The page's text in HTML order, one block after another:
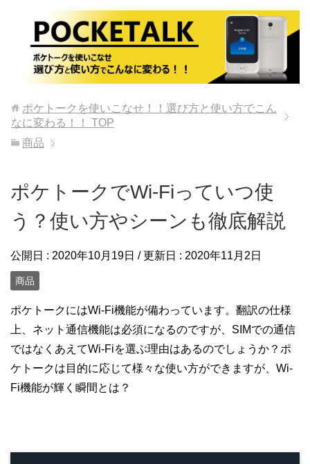
ポケトークを使いこなせ！！選び方と使い方でこん
なに変わる！！
TOP
商品
ポケトークでWi-Fiっていつ使
う？使い方やシーンも徹底解説
公開日 : 2020年10月19日 / 更新日 : 2020年11月2日
商品
ポケトークにはWi-Fi機能が備わっています。翻訳の仕様
上、ネット通信機能は必須になるのですが、SIMでの通信
ではなくあえてWi-Fiを選ぶ理由はあるのでしょうか？ポ
ケトークは目的に応じて様々な使い方ができますが、Wi-
Fi機能が輝く瞬間とは？